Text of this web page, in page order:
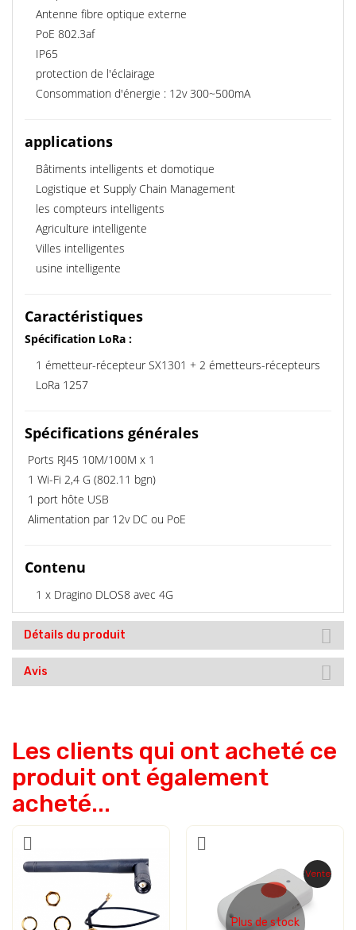
Antenne fibre optique externe
PoE 802.3af
IP65
protection de l'éclairage
Consommation d'énergie : 12v 300~500mA
applications
Bâtiments intelligents et domotique
Logistique et Supply Chain Management
les compteurs intelligents
Agriculture intelligente
Villes intelligentes
usine intelligente
Caractéristiques
Spécification LoRa :
1 émetteur-récepteur SX1301 + 2 émetteurs-récepteurs
LoRa 1257
Spécifications générales
Ports RJ45 10M/100M x 1
1 Wi-Fi 2,4 G (802.11 bgn)
1 port hôte USB
Alimentation par 12v DC ou PoE
Contenu
1 x Dragino DLOS8 avec 4G
Détails du produit
Avis
Les clients qui ont acheté ce
produit ont également
acheté...
Vente
Plus de stock